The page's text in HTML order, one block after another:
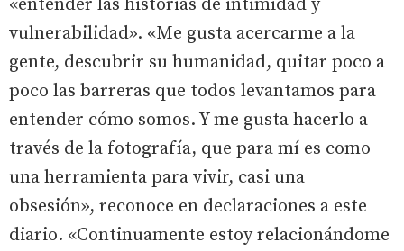
«entender las historias de intimidad y
vulnerabilidad». «Me gusta acercarme a la
gente, descubrir su humanidad, quitar poco a
poco las barreras que todos levantamos para
entender cómo somos. Y me gusta hacerlo a
través de la fotografía, que para mí es como
una herramienta para vivir, casi una
obsesión», reconoce en declaraciones a este
diario. «Continuamente estoy relacionándome